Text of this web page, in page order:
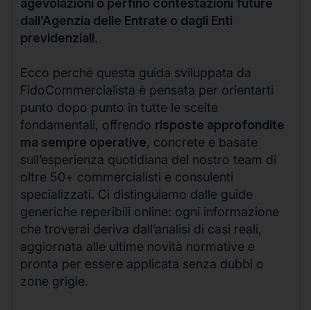
agevolazioni o perfino contestazioni future
dall’Agenzia delle Entrate o dagli Enti
previdenziali.
Ecco perché questa guida sviluppata da
FidoCommercialista è pensata per orientarti
punto dopo punto in tutte le scelte
fondamentali, offrendo risposte approfondite
ma sempre operative, concrete e basate
sull’esperienza quotidiana del nostro team di
oltre 50+ commercialisti e consulenti
specializzati. Ci distinguiamo dalle guide
generiche reperibili online: ogni informazione
che troverai deriva dall’analisi di casi reali,
aggiornata alle ultime novità normative e
pronta per essere applicata senza dubbi o
zone grigie.